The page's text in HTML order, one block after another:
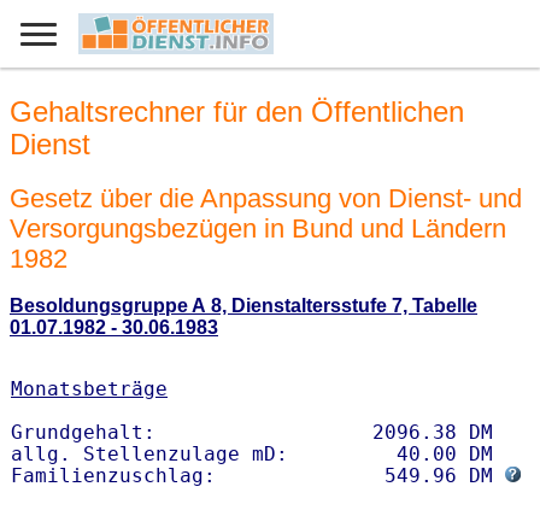
Gehaltsrechner für den Öffentlichen
Dienst
Gesetz über die Anpassung von Dienst- und
Versorgungsbezügen in Bund und Ländern
1982
Besoldungsgruppe A 8, Dienstaltersstufe 7, Tabelle
01.07.1982 - 30.06.1983
Monatsbeträge
Grundgehalt:                  2096.38 DM
allg. Stellenzulage mD:         40.00 DM
Familienzuschlag:              549.96 DM